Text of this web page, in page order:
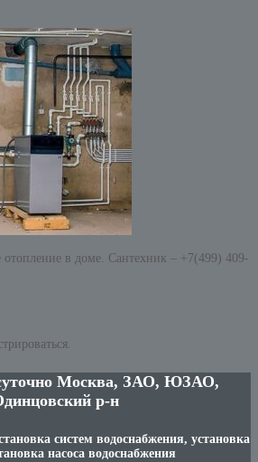
отопление в доме. Сантехник – +7(499) 409-
Москва, ЗАО, ЮЗАО,
р-н
систем водоснабжения, установка
насоса водоснабжения